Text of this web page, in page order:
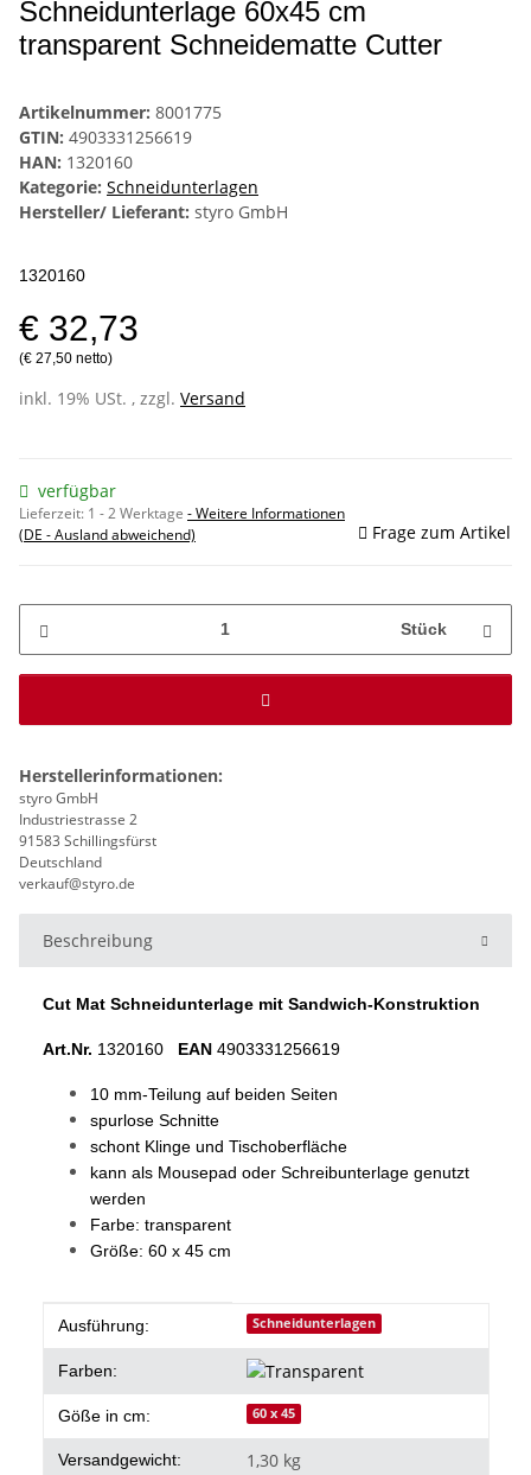
Schneidunterlage 60x45 cm
transparent Schneidematte Cutter
Artikelnummer: 8001775
GTIN: 4903331256619
HAN: 1320160
Kategorie: Schneidunterlagen
Hersteller/ Lieferant: styro GmbH
1320160
€ 32,73
(€ 27,50 netto)
inkl. 19% USt. , zzgl. Versand
verfügbar
Lieferzeit: 1 - 2 Werktage - Weitere Informationen
(DE - Ausland abweichend)
Frage zum Artikel
Stück
Herstellerinformationen:
styro GmbH
Industriestrasse 2
91583 Schillingsfürst
Deutschland
verkauf@styro.de
Beschreibung
Cut Mat Schneidunterlage mit Sandwich-Konstruktion
Art.Nr. 1320160 EAN 4903331256619
10 mm-Teilung auf beiden Seiten
spurlose Schnitte
schont Klinge und Tischoberfläche
kann als Mousepad oder Schreibunterlage genutzt
werden
Farbe: transparent
Größe: 60 x 45 cm
Produkteigenschaft
Wert
Ausführung: Schneidunterlagen
Farben:
Göße in cm: 60 x 45
Versandgewicht: 1,30 kg